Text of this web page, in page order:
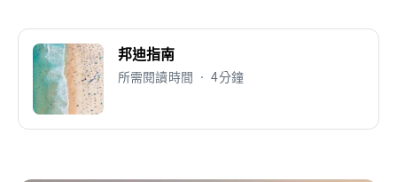
邦迪指南
所需閱讀時間 • 4分鐘